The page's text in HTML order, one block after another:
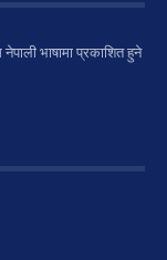
भाषामा प्रकाशित हुने